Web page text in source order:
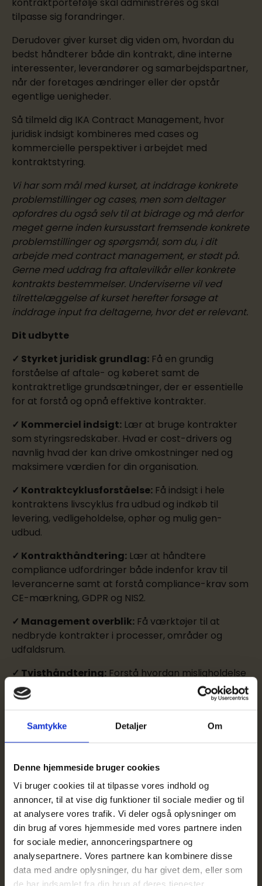
Samtykke Detaljer Om
Denne hjemmeside bruger cookies
Vi bruger cookies til at tilpasse vores indhold og
annoncer, til at vise dig funktioner til sociale medier og til
at analysere vores trafik. Vi deler også oplysninger om
din brug af vores hjemmeside med vores partnere inden
for sociale medier, annonceringspartnere og
analysepartnere. Vores partnere kan kombinere disse
data med andre oplysninger, du har givet dem, eller som
tilpasse sig forandringer.
Derudover giver kurset dig viden om, hvordan du
bedst håndterer både din kontrakt, dine interne
interessenter, leverandører og samarbejdspartner,
når der foretages ændringer eller der opstår
egentlige uenigheder.
Så tilmeld dig IKA Contract Management, hvor
juridisk indsigt kombineres med cases og
kommercielle perspektiver i arbejdet med
kontraktstyring.
Vi har som mål med kurset, at inddrage konkrete
problemstillinger og cases, men som deltager
opfordres du også selv til at bidrage og må derfor
meget gerne inden kursusstart fremsende konkrete
problemstillinger og spørgsmål, som du, i dit
arbejde med contract management, er stødt på.
Gerne med uddrag fra aftalevilkår eller konkrete
kontrakts bestemmelser. Underviserne vil ved
tilrettelæggelse af kurset herefter forsøge at
inddrage input fra deltagerne, hvor det er relevant.
Dit udbytte
✓ Styrket juridisk grundlag: Få en grundig
forståelse af aftale- og køberet samt de
kontraktretlige grundsætninger, der er essentielle
for at forstå og opnå effektive kontrakter.
✓ Kommerciel indsigt: Lær at bruge kontrakter
som styringsredskaber. Hvad er cost-drivers og
navnlig hvad der kan drive omkostninger ned og
maksimere værdien for din organisation.
✓ Kontraktcyklusforståelse: Få indsigt i hele
kontraktens livscyklus fra udbud og indkøb til
levering, vedligeholdelse, ophør og mulig gen-
udbud.
✓ Kontrakthåndtering: Lær at håndtere
compliance udfordringer både indenfor krav til
leverancerne samt at forstå compliance-krav som
CE-mærkning, GDPR og NIS2.
✓ Management overblik: Få værktøjer til at
nedbryde kontrakter i processer, områder og
udfaldsrum.
✓ Tvisthåndtering: Forstå hvordan misligholdelse
håndteres og løses, og hvilke sanktioner der kan
anvendes.
✓ Udbudsretlige overvejelser:
Bliv klogere på
hvordan udbudsretten påvirker kontraktændringer
Tilmelding
Nye datoer kommer snarest.